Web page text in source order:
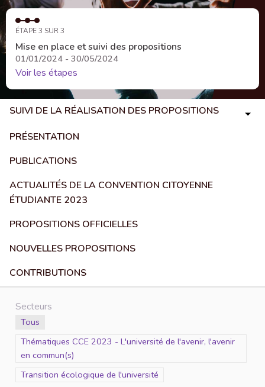
ÉTAPE 3 SUR 3
Mise en place et suivi des propositions
01/01/2024 - 30/05/2024
Voir les étapes
SUIVI DE LA RÉALISATION DES PROPOSITIONS
PRÉSENTATION
PUBLICATIONS
ACTUALITÉS DE LA CONVENTION CITOYENNE
ÉTUDIANTE 2023
PROPOSITIONS OFFICIELLES
NOUVELLES PROPOSITIONS
CONTRIBUTIONS
Secteurs
Scope
Tous
Scope
Thématiques CCE 2023 - L'université de l'avenir, l'avenir
en commun(s)
Scope
Transition écologique de l'université